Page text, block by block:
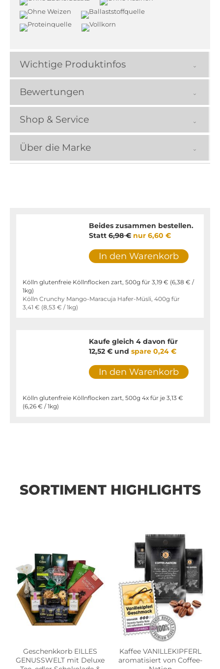
Wichtige Produktinfos
Bewertungen
Shop & Service
Über die Marke
Beides zusammen bestellen.
Statt6,98 € nur 6,60 €
In den Warenkorb
Kölln glutenfreie Köllnflocken zart, 500g für 3,19 € (6,38 € /
1kg)
Kölln Crunchy Mango-Maracuja Hafer-Müsli, 400g für
3,41 € (8,53 € / 1kg)
Kaufe gleich 4 davon für
12,52 €und spare 0,24 €
In den Warenkorb
Kölln glutenfreie Köllnflocken zart, 500g 4x für je 3,13 €
(6,26 € / 1kg)
SORTIMENT HIGHLIGHTS
Geschenkkorb EILLES
GENUSSWELT mit Deluxe
Kaffee VANILLEKIPFERL
aromatisiert von Coffee-